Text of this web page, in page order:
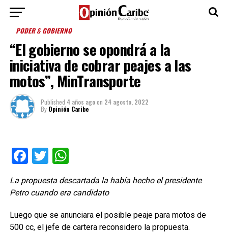
PODER & GOBIERNO
“El gobierno se opondrá a la
iniciativa de cobrar peajes a las
motos”, MinTransporte
Published 4 años agoon 24 agosto, 2022
By Opinión Caribe
Facebook
TwitterWhatsApp
La propuesta descartada la había hecho el presidente
Petro cuando era candidato
Luego que se anunciara el posible peaje para motos de
500 cc, el jefe de cartera reconsidero la propuesta.